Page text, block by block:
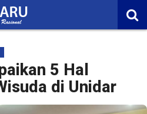
5 Hal
di Unidar